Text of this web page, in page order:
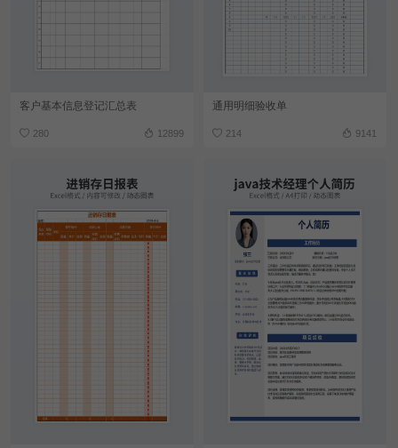
客户基本信息登记汇总表
280 12899
通用明细验收单
214 9141